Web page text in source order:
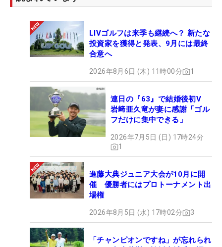
LIVゴルフは来季も継続へ？ 新たな
投資家を獲得と発表、9月には最終
合意へ
2026年8月6日 (木) 11時00分 1
連日の『63』で結婚後初V
岩﨑亜久竜が妻に感謝「ゴル
フだけに集中できる」
2026年7月5日 (日) 17時24分
1
進藤大典ジュニア大会が10月に開
催 優勝者にはプロトーナメント出
場権
2026年8月5日 (水) 17時02分 3
「チャンピオンですね」が忘れられ